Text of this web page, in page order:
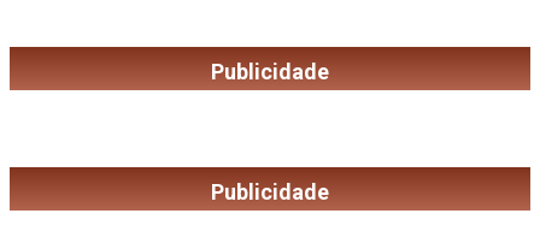
Publicidade
Publicidade